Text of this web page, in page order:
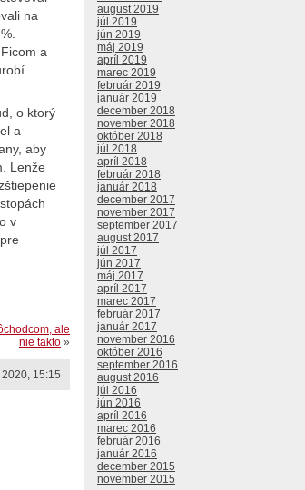
na
a
o ktorý
a
aby
Lenže
v
ale
nie takto »
15:15
august 2019
júl 2019
jún 2019
máj 2019
apríl 2019
marec 2019
február 2019
január 2019
december 2018
november 2018
október 2018
júl 2018
apríl 2018
február 2018
január 2018
december 2017
november 2017
september 2017
august 2017
júl 2017
jún 2017
máj 2017
apríl 2017
marec 2017
február 2017
január 2017
november 2016
október 2016
september 2016
august 2016
júl 2016
jún 2016
apríl 2016
marec 2016
február 2016
január 2016
december 2015
november 2015